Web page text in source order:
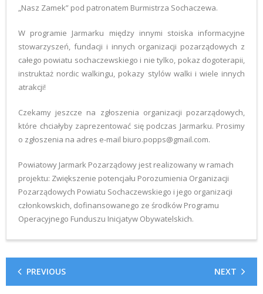
„Nasz Zamek” pod patronatem Burmistrza Sochaczewa.
W programie Jarmarku między innymi stoiska informacyjne
stowarzyszeń, fundacji i innych organizacji pozarządowych z
całego powiatu sochaczewskiego i nie tylko, pokaz dogoterapii,
instruktaż nordic walkingu, pokazy stylów walki i wiele innych
atrakcji!
Czekamy jeszcze na zgłoszenia organizacji pozarządowych,
które chciałyby zaprezentować się podczas Jarmarku. Prosimy
o zgłoszenia na adres e-mail biuro.popps@gmail.com.
Powiatowy Jarmark Pozarządowy jest realizowany w ramach
projektu: Zwiększenie potencjału Porozumienia Organizacji
Pozarządowych Powiatu Sochaczewskiego i jego organizacji
członkowskich, dofinansowanego ze środków Programu
Operacyjnego Funduszu Inicjatyw Obywatelskich.
PREVIOUS NEXT